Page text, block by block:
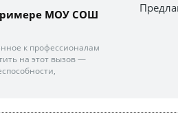
МОУ СОШ
к профессионалам
на этот вызов —